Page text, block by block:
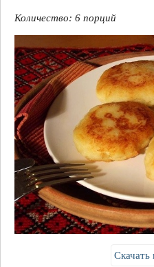
Количество: 6 порций
Скачать